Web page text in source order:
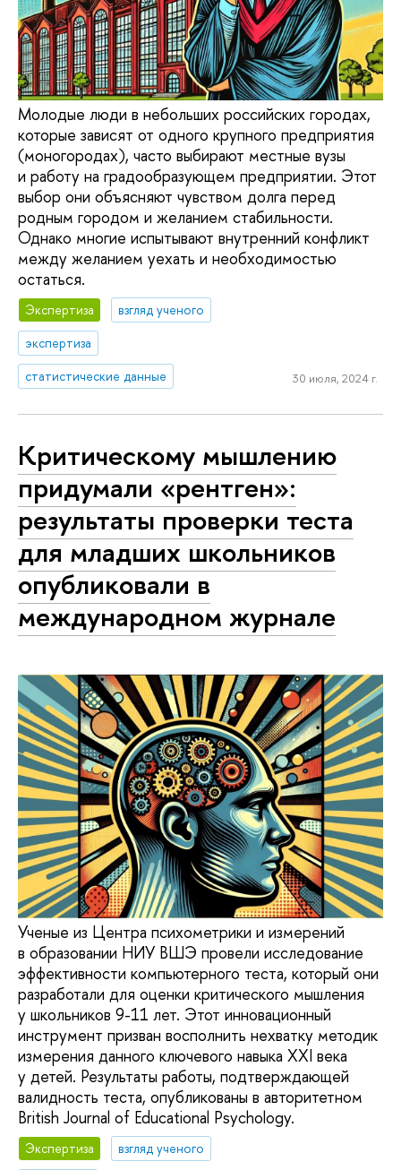
Молодые люди в небольших российских городах,
которые зависят от одного крупного предприятия
(моногородах), часто выбирают местные вузы
и работу на градообразующем предприятии. Этот
выбор они объясняют чувством долга перед
родным городом и желанием стабильности.
Однако многие испытывают внутренний конфликт
между желанием уехать и необходимостью
остаться.
Экспертиза
взгляд ученого
экспертиза
статистические данные
30 июля, 2024 г.
Критическому мышлению
придумали «рентген»:
результаты проверки теста
для младших школьников
опубликовали в
международном журнале
Ученые из Центра психометрики и измерений
в образовании НИУ ВШЭ провели исследование
эффективности компьютерного теста, который они
разработали для оценки критического мышления
у школьников 9-11 лет. Этот инновационный
инструмент призван восполнить нехватку методик
измерения данного ключевого навыка XXI века
у детей. Результаты работы, подтверждающей
валидность теста, опубликованы в авторитетном
British Journal of Educational Psychology.
Экспертиза
взгляд ученого